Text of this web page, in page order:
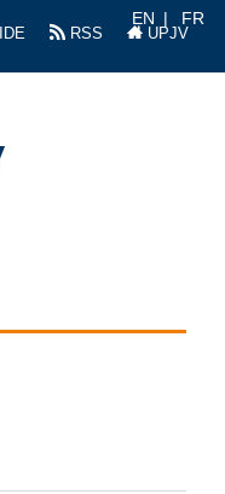
RSS UPJV
EN FR